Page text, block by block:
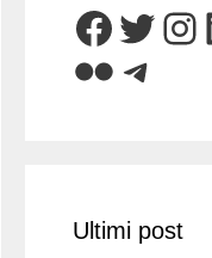
Flickr
Ultimi post